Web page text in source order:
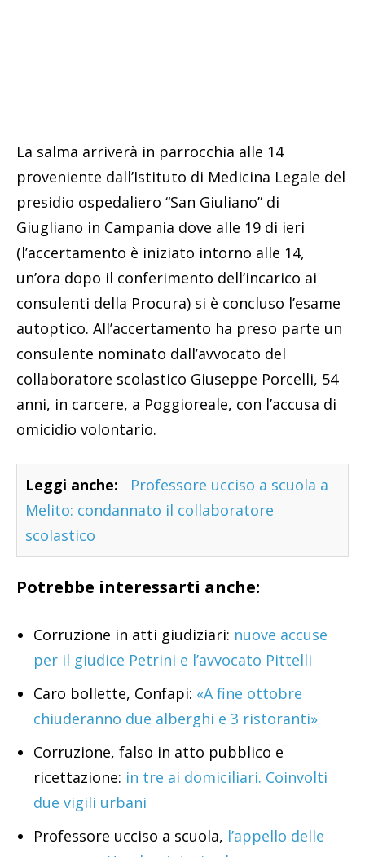
La salma arriverà in parrocchia alle 14
proveniente dall’Istituto di Medicina Legale del
presidio ospedaliero “San Giuliano” di
Giugliano in Campania dove alle 19 di ieri
(l’accertamento è iniziato intorno alle 14,
un’ora dopo il conferimento dell’incarico ai
consulenti della Procura) si è concluso l’esame
autoptico. All’accertamento ha preso parte un
consulente nominato dall’avvocato del
collaboratore scolastico Giuseppe Porcelli, 54
anni, in carcere, a Poggioreale, con l’accusa di
omicidio volontario.
Leggi anche:
Professore ucciso a scuola a
Melito: condannato il collaboratore
scolastico
Potrebbe interessarti anche:
Corruzione in atti giudiziari: nuove accuse
per il giudice Petrini e l’avvocato Pittelli
Caro bollette, Confapi: «A fine ottobre
chiuderanno due alberghi e 3 ristoranti»
Corruzione, falso in atto pubblico e
ricettazione: in tre ai domiciliari. Coinvolti
due vigili urbani
Professore ucciso a scuola, l’appello delle